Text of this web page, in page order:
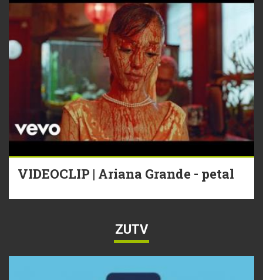
VIDEOCLIP | Ariana Grande - petal
ZUTV